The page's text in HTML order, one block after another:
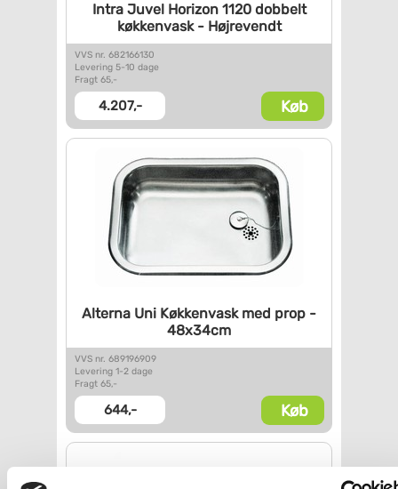
Intra Juvel Horizon 1120dobbelt
køkkenvask -Højrevendt
VVS nr. 682166130
Levering 5-10 dage
Fragt 65,-
4.207,- Køb
Alterna Uni Køkkenvask med prop -
48x34cm
VVS nr. 689196909
Levering 1-2 dage
Fragt 65,-
644,- Køb